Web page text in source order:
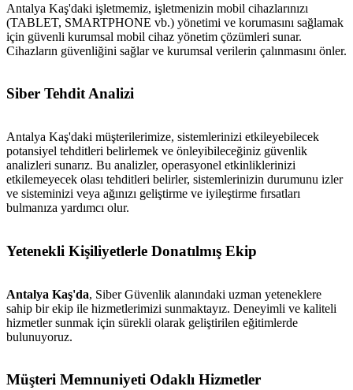
Antalya Kaş'daki işletmemiz, işletmenizin mobil cihazlarınızı
(TABLET, SMARTPHONE vb.) yönetimi ve korumasını sağlamak
için güvenli kurumsal mobil cihaz yönetim çözümleri sunar.
Cihazların güvenliğini sağlar ve kurumsal verilerin çalınmasını önler.
Siber Tehdit Analizi
Antalya Kaş'daki müşterilerimize, sistemlerinizi etkileyebilecek
potansiyel tehditleri belirlemek ve önleyibileceğiniz güvenlik
analizleri sunarız. Bu analizler, operasyonel etkinliklerinizi
etkilemeyecek olası tehditleri belirler, sistemlerinizin durumunu izler
ve sisteminizi veya ağınızı geliştirme ve iyileştirme fırsatları
bulmanıza yardımcı olur.
Yetenekli Kişiliyetlerle Donatılmış Ekip
Antalya Kaş'da, Siber Güvenlik alanındaki uzman yeteneklere
sahip bir ekip ile hizmetlerimizi sunmaktayız. Deneyimli ve kaliteli
hizmetler sunmak için sürekli olarak geliştirilen eğitimlerde
bulunuyoruz.
Müşteri Memnuniyeti Odaklı Hizmetler